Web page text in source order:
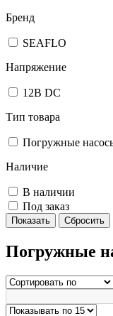
Бренд
SEAFLO
Напряжение
12В DC
Тип товара
Погружные
Наличие
В наличии
Под заказ
Погружные